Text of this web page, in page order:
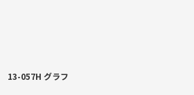
13-057H グラフ